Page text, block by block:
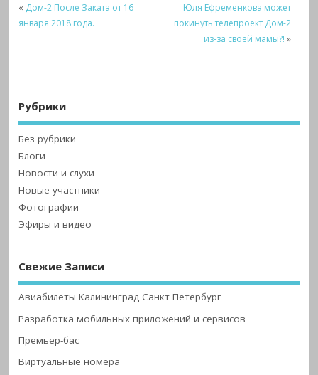
« Дом-2 После Заката от 16
января 2018 года.
Юля Ефременкова может
покинуть телепроект Дом-2
из-за своей мамы?! »
Рубрики
Без рубрики
Блоги
Новости и слухи
Новые участники
Фотографии
Эфиры и видео
Свежие Записи
Авиабилеты Калининград Санкт Петербург
Разработка мобильных приложений и сервисов
Премьер-бас
Виртуальные номера